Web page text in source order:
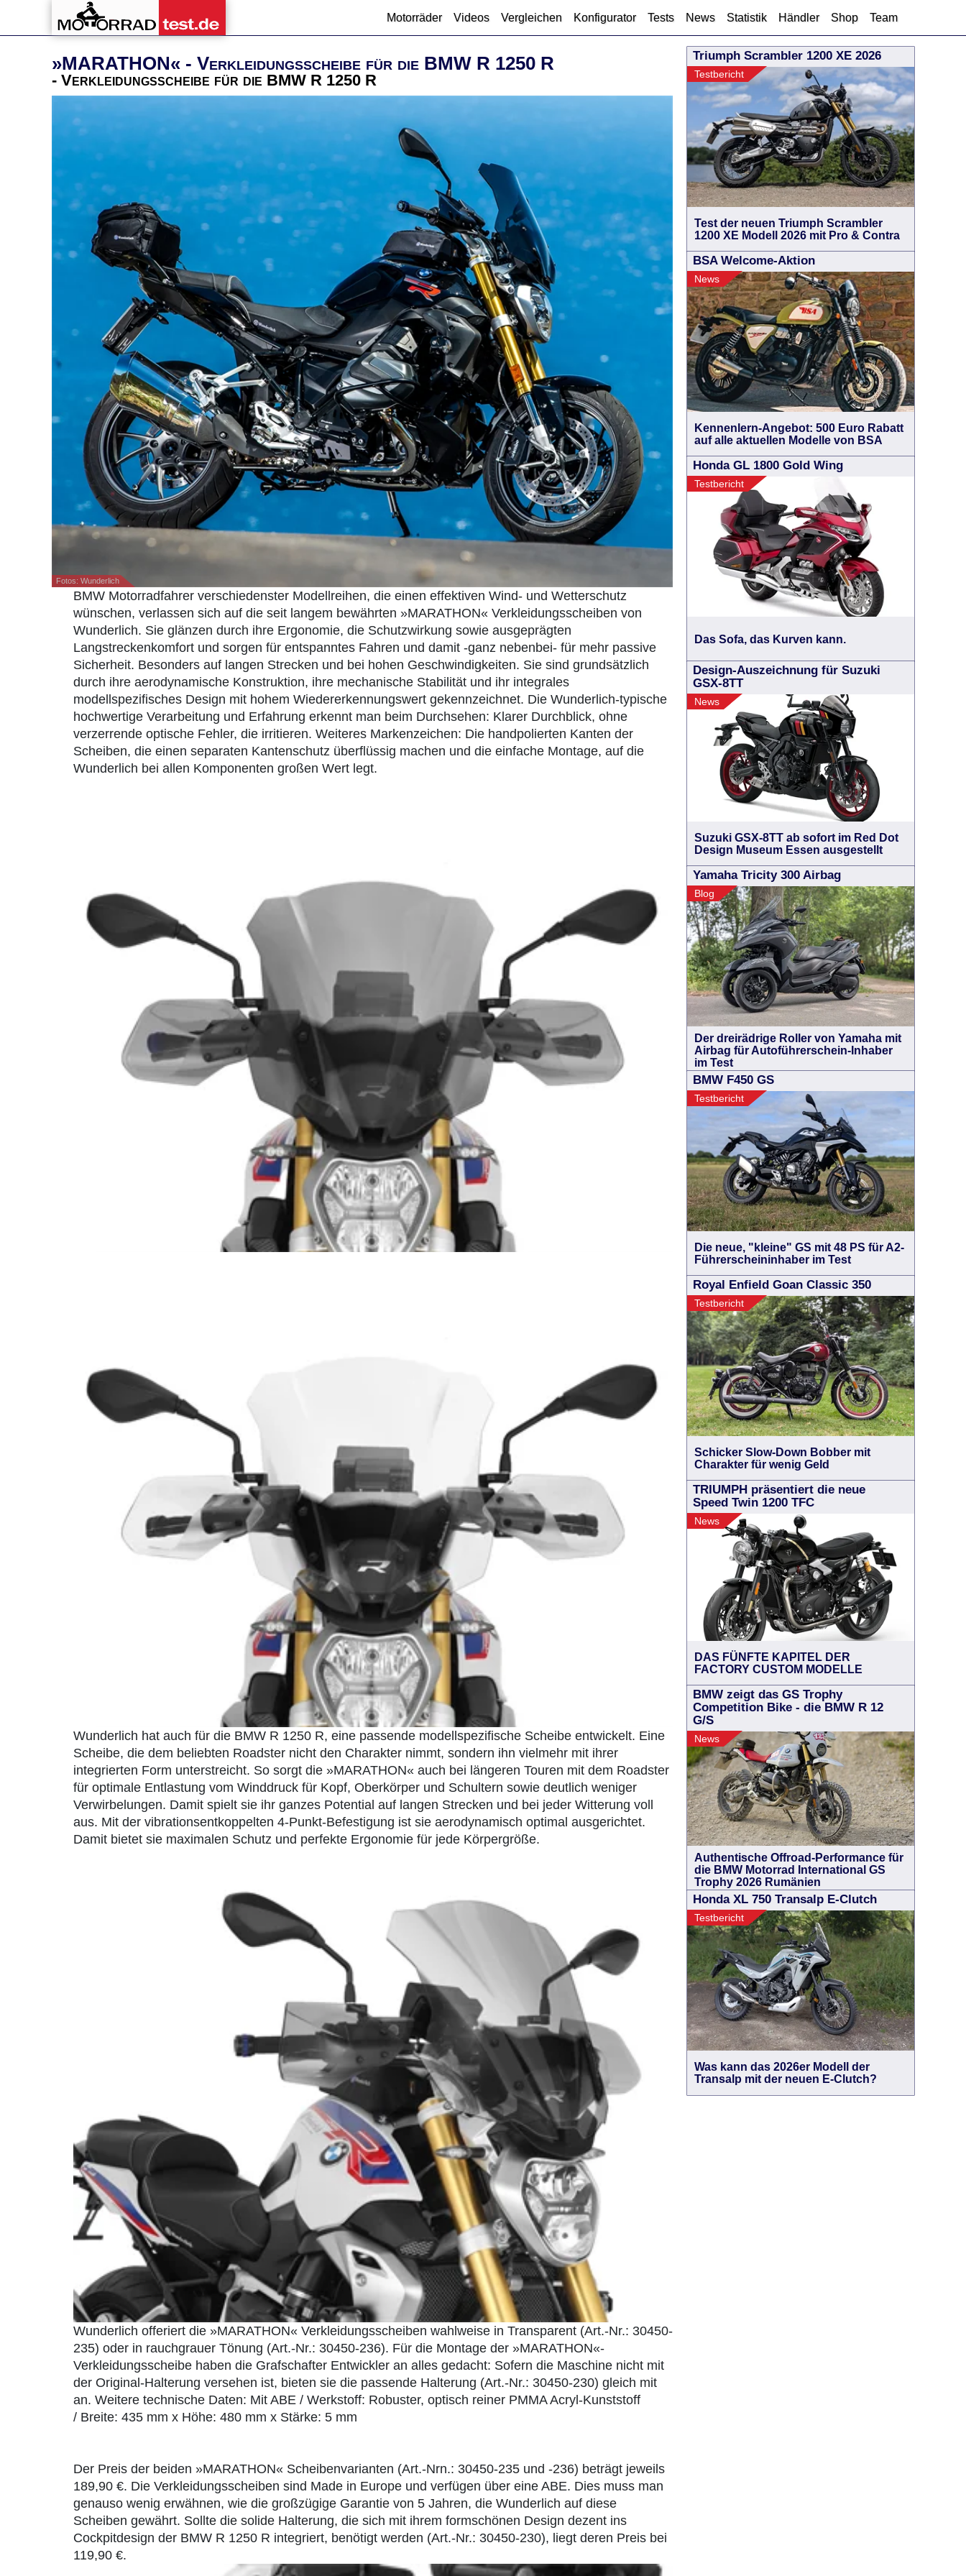
Motorräder Videos Vergleichen Konfigurator Tests News Statistik Händler Shop Team
»MARATHON« - Verkleidungsscheibe für die BMW R 1250 R
- Verkleidungsscheibe für die BMW R 1250 R
Fotos: Wunderlich
BMW Motorradfahrer verschiedenster Modellreihen, die einen effektiven Wind- und Wetterschutz
wünschen, verlassen sich auf die seit langem bewährten »MARATHON« Verkleidungsscheiben von
Wunderlich. Sie glänzen durch ihre Ergonomie, die Schutzwirkung sowie ausgeprägten
Langstreckenkomfort und sorgen für entspanntes Fahren und damit -ganz nebenbei- für mehr passive
Sicherheit. Besonders auf langen Strecken und bei hohen Geschwindigkeiten. Sie sind grundsätzlich
durch ihre aerodynamische Konstruktion, ihre mechanische Stabilität und ihr integrales
modellspezifisches Design mit hohem Wiedererkennungswert gekennzeichnet. Die Wunderlich-typische
hochwertige Verarbeitung und Erfahrung erkennt man beim Durchsehen: Klarer Durchblick, ohne
verzerrende optische Fehler, die irritieren. Weiteres Markenzeichen: Die handpolierten Kanten der
Scheiben, die einen separaten Kantenschutz überflüssig machen und die einfache Montage, auf die
Wunderlich bei allen Komponenten großen Wert legt.
Wunderlich hat auch für die BMW R 1250 R, eine passende modellspezifische Scheibe entwickelt. Eine
Scheibe, die dem beliebten Roadster nicht den Charakter nimmt, sondern ihn vielmehr mit ihrer
integrierten Form unterstreicht. So sorgt die »MARATHON« auch bei längeren Touren mit dem Roadster
für optimale Entlastung vom Winddruck für Kopf, Oberkörper und Schultern sowie deutlich weniger
Verwirbelungen. Damit spielt sie ihr ganzes Potential auf langen Strecken und bei jeder Witterung voll
aus. Mit der vibrationsentkoppelten 4-Punkt-Befestigung ist sie aerodynamisch optimal ausgerichtet.
Damit bietet sie maximalen Schutz und perfekte Ergonomie für jede Körpergröße.
Wunderlich offeriert die »MARATHON« Verkleidungsscheiben wahlweise in Transparent (Art.-Nr.: 30450-
235) oder in rauchgrauer Tönung (Art.-Nr.: 30450-236). Für die Montage der »MARATHON«-
Verkleidungsscheibe haben die Grafschafter Entwickler an alles gedacht: Sofern die Maschine nicht mit
der Original-Halterung versehen ist, bieten sie die passende Halterung (Art.-Nr.: 30450-230) gleich mit
an. Weitere technische Daten: Mit ABE / Werkstoff: Robuster, optisch reiner PMMA Acryl-Kunststoff
/ Breite: 435 mm x Höhe: 480 mm x Stärke: 5 mm
Der Preis der beiden »MARATHON« Scheibenvarianten (Art.-Nrn.: 30450-235 und -236) beträgt jeweils
189,90 €. Die Verkleidungsscheiben sind Made in Europe und verfügen über eine ABE. Dies muss man
genauso wenig erwähnen, wie die großzügige Garantie von 5 Jahren, die Wunderlich auf diese
Scheiben gewährt. Sollte die solide Halterung, die sich mit ihrem formschönen Design dezent ins
Cockpitdesign der BMW R 1250 R integriert, benötigt werden (Art.-Nr.: 30450-230), liegt deren Preis bei
119,90 €.
Triumph Scrambler 1200 XE 2026
Testbericht
Test der neuen Triumph Scrambler
1200 XE Modell 2026 mit Pro & Contra
BSA Welcome-Aktion
News
Kennenlern-Angebot: 500 Euro Rabatt
auf alle aktuellen Modelle von BSA
Honda GL 1800 Gold Wing
Testbericht
Das Sofa, das Kurven kann.
Design-Auszeichnung für Suzuki
GSX-8TT
News
Suzuki GSX-8TT ab sofort im Red Dot
Design Museum Essen ausgestellt
Yamaha Tricity 300 Airbag
Blog
Der dreirädrige Roller von Yamaha mit
Airbag für Autoführerschein-Inhaber
im Test
BMW F450 GS
Testbericht
Die neue, "kleine" GS mit 48 PS für A2-
Führerscheininhaber im Test
Royal Enfield Goan Classic 350
Testbericht
Schicker Slow-Down Bobber mit
Charakter für wenig Geld
TRIUMPH präsentiert die neue
Speed Twin 1200 TFC
News
DAS FÜNFTE KAPITEL DER
FACTORY CUSTOM MODELLE
BMW zeigt das GS Trophy
Competition Bike - die BMW R 12
G/S
News
Authentische Offroad-Performance für
die BMW Motorrad International GS
Trophy 2026 Rumänien
Honda XL 750 Transalp E-Clutch
Testbericht
Was kann das 2026er Modell der
Transalp mit der neuen E-Clutch?